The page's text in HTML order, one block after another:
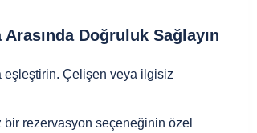
Doğruluk Sağlayın
eşleştirin. Çelişen veya ilgisiz
rezervasyon seçeneğinin özel